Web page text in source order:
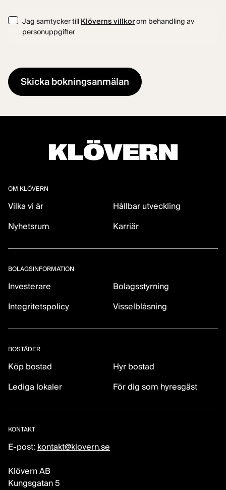
ConsentJag samtycker till Klöverns villkorom behandling av
personuppgifter
OM KLÖVERN
Vilka vi är
Hållbar utveckling
Nyhetsrum
Karriär
BOLAGSINFORMATION
Investerare
Bolagsstyrning
Integritetspolicy
Visselblåsning
BOSTÄDER
Köp bostad
Hyr bostad
Lediga lokaler
För dig som hyresgäst
KONTAKT
E-post: kontakt@klovern.se
Klövern AB
Kungsgatan 5